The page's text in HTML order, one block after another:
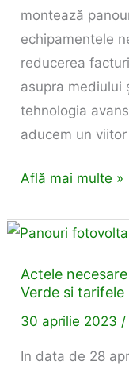
montează
echipamentele
reducerea
asupra mediului
tehnologia
aducem un
Află mai multe »
Actele
Verde si
30 aprilie 2023 /
In data de 28
Actele
înscrierii
in
programul
Casa